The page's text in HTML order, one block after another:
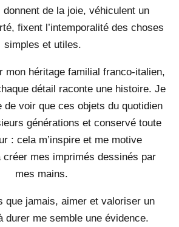
de la joie, véhiculent un
fixent l’intemporalité des choses
simples et utiles.
mon héritage familial franco-italien,
détail raconte une histoire. Je
de voir que ces objets du quotidien
générations et conservé toute
: cela m’inspire et me motive
créer mes imprimés dessinés par
mes mains.
que jamais, aimer et valoriser un
durer me semble une évidence.